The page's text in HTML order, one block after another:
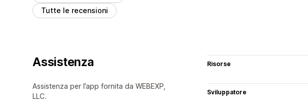
Tutte le recensioni
Assistenza
Assistenza per l’app fornita da WEBEXP,
LLC.
Risorse
Sviluppatore